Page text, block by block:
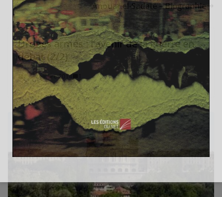
Anouar el-Sadate – Biographie
Drones armés : l’avenir de la guerre en
débat (2/2)
8 décembre 2014